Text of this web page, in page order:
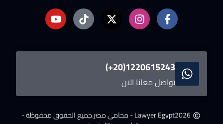
1220615243(20+)
تواصل معانا الان
2026Lawyer Egypt - محامى مصر.
جميع الحقوق محفوظة -